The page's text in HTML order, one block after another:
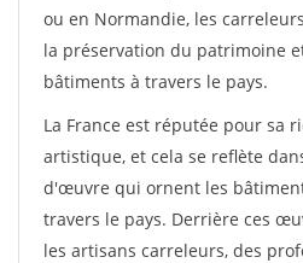
ou en Normandie, les
la préservation du patrimoine
bâtiments à travers le pays.
La France est réputée pour sa
artistique, et cela se reflète
d'œuvre qui ornent les
travers le pays. Derrière ces
les artisans carreleurs, des